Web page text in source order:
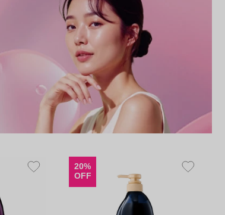
20%
OFF